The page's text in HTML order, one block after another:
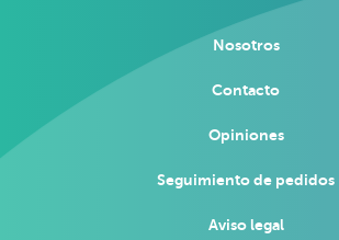
Nosotros
Contacto
Opiniones
Seguimiento de pedidos
Aviso legal